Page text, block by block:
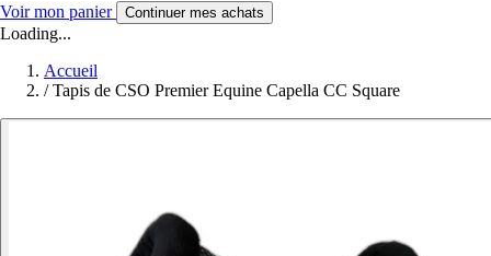
Voir mon panier Continuer mes achats
Loading...
Accueil
/ Tapis de CSO Premier Equine Capella CC Square